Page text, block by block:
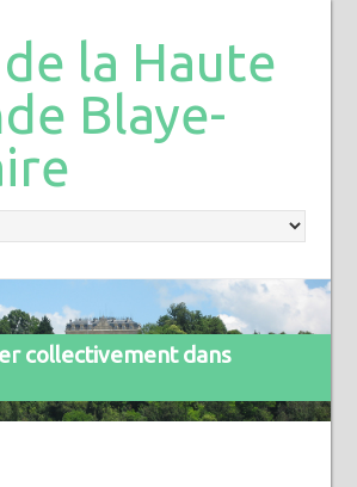
de la Haute
Blaye-
collectivement dans